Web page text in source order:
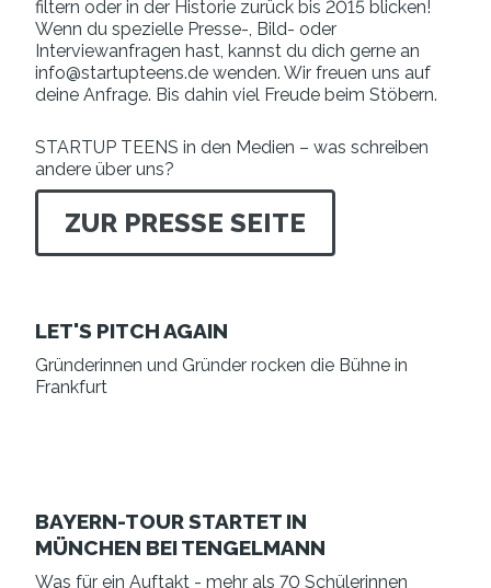
filtern oder in der Historie zurück bis 2015 blicken!
Wenn du spezielle Presse-, Bild- oder
Interviewanfragen hast, kannst du dich gerne an
info@startupteens.de wenden. Wir freuen uns auf
deine Anfrage. Bis dahin viel Freude beim Stöbern.
STARTUP TEENS in den Medien – was schreiben
andere über uns?
ZUR PRESSE SEITE
LET'S PITCH AGAIN
Gründerinnen und Gründer rocken die Bühne in
Frankfurt
BAYERN-TOUR STARTET IN
MÜNCHEN BEI TENGELMANN
Was für ein Auftakt - mehr als 70 Schülerinnen